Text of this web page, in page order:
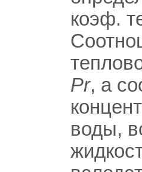
коэф.
Рr, а
воды,